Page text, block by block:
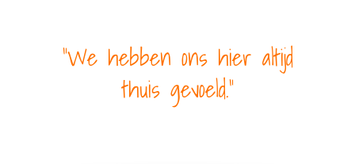
We hebben ons hier altijd
thuis gevoeld.